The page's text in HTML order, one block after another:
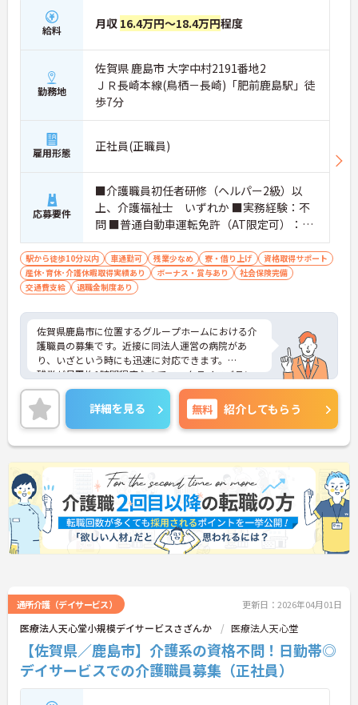
給料 月収 16.4万円～18.4万円程度
勤務地
佐賀県 鹿島市 大字中村2191番地2
ＪＲ長崎本線(鳥栖－長崎)「肥前鹿島駅」徒
歩7分
雇用形態 正社員(正職員)
応募要件
■介護職員初任者研修（ヘルパー2級）以
上、介護福祉士 いずれか ■実務経験：不
問 ■普通自動車運転免許（AT限定可）：必
須
駅から徒歩10分以内 車通勤可 残業少なめ 寮・借り上げ
資格取得サポート
産休･育休･介護休暇取得実績あり
ボーナス・賞与あり
社会保険完備
交通費支給
退職金制度あり
佐賀県鹿島市に位置するグループホームにおける介
護職員の募集です。近接に同法人運営の病院があ
り、いざという時にも迅速に対応できます。
残業が月平均1時間程度なのでワークライフバラン
スを保ちながらご勤務いただけます。また、施設は
最寄駅より徒歩圏内とアクセスに便利な立地にあり
ます。
ご興味のある方には、面接対策ポイントなど、さら
に詳細をお話しいたしますのでお気軽にご相談くだ
さい！
詳細を見る 無料 紹介してもらう
通所介護（デイサービス） 更新日：2026年04月01日
医療法人天心堂小規模デイサービスさざんか 医療法人天心堂
【佐賀県／鹿島市】介護系の資格不問！日勤帯◎
デイサービスでの介護職員募集（正社員）